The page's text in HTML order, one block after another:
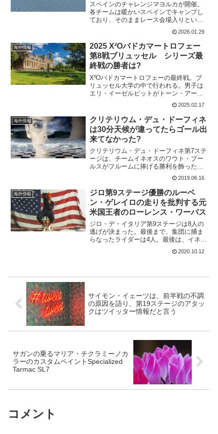
スペインのチャレンジマヨルカが開催。
各チームは暖かいスペインでキャンプし
ており、そのままレース会場入りという
チームが多い。まずは、チャレンジマヨ
ルカ第1日目のトロフェオ カルビア
Trofeo Calvia(1.1)が開催される。チャレ
ンジ...
2026.01.29
海外情報
2025 X²Oバドカマートロフェー
第8戦ブリュッセル シリーズ最
終戦の勝者は?
X²Oバドカマートロフェーの最終戦。ブ
リュッセル大学の中で行われる。男子は
エリ・イーゼルビットがトーン・アール
ツに対して、2分37秒差。女子は、ルシン
ダ・ブランドが14分もリードしており、
シリーズチャンピオンは決まっている。
第8戦ブリュッセ...
2025.02.17
海外情報
クリテリウム・デュ・ドーフィネ
は30分天候が違ってたらゴール出
来てなかった?
クリテリウム・デュ・ドーフィネ第7ステ
ージは、チームイネオスのワウト・プー
ルスがフルームに捧げる勝利を飾った。
レース途中からは大雨になったが、ゴー
ル付近は嵐に近いものだったみたい。ゴ
ール前は嵐で浸水こちらもゴール付近で
すが、もう大雨で前が見...
2019.06.16
海外情報
ジロ第9ステージ優勝のルーベ
ン・ゲレイロの走りを批判する元
米国王者のローレンス・ワーバス
ジロ・デ・イタリア第9ステージは8人の
逃げが決まった。最後まで、集団に捕ま
らなったライダーは4人。最後は、イネオ
スのジョナタン・カストロビエホとEF
Pro cyclingのルーベン・ゲレイロの二人
2020.10.12
サイモン・イェーツは、前半戦の不調
の原因を語り、第19ステージのアタッ
クはツイッター情報だと言う
サガンの乗るマリア・チクラミーノカ
ラーのカスタムペイントSpecialized
Tarmac SL7
コメント